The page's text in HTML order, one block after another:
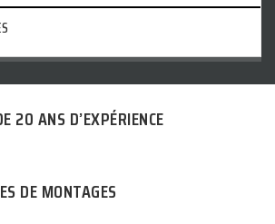
20 ANS D’EXPÉRIENCE
DE MONTAGES